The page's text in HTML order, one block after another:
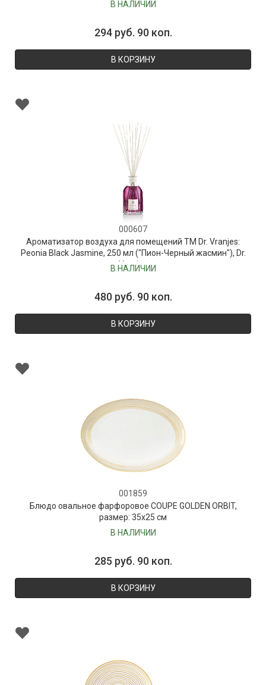
В НАЛИЧИИ
294 руб. 90 коп.
В КОРЗИНУ
000607
Ароматизатор воздуха для помещений ТМ Dr. Vranjes:
Peonia Black Jasmine, 250 мл ("Пион-Черный жасмин"), Dr.
Vranjes
В НАЛИЧИИ
480 руб. 90 коп.
В КОРЗИНУ
001859
Блюдо овальное фарфоровое COUPE GOLDEN ORBIT,
размер: 35х25 см
В НАЛИЧИИ
285 руб. 90 коп.
В КОРЗИНУ